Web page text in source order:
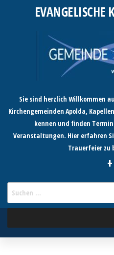
EVANGELISCHE
Sie sind herzlich Willkommen
Kirchengemeinden Apolda,
kennen und finden
Veranstaltungen. Hier erfahren
Trauerfeier zu
+